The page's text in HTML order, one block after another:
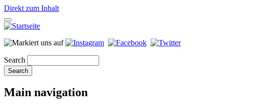
Direkt zum Inhalt
Search
Main navigation